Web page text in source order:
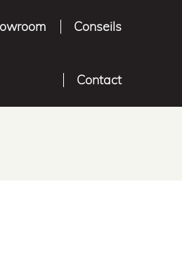
Conseils
Contact